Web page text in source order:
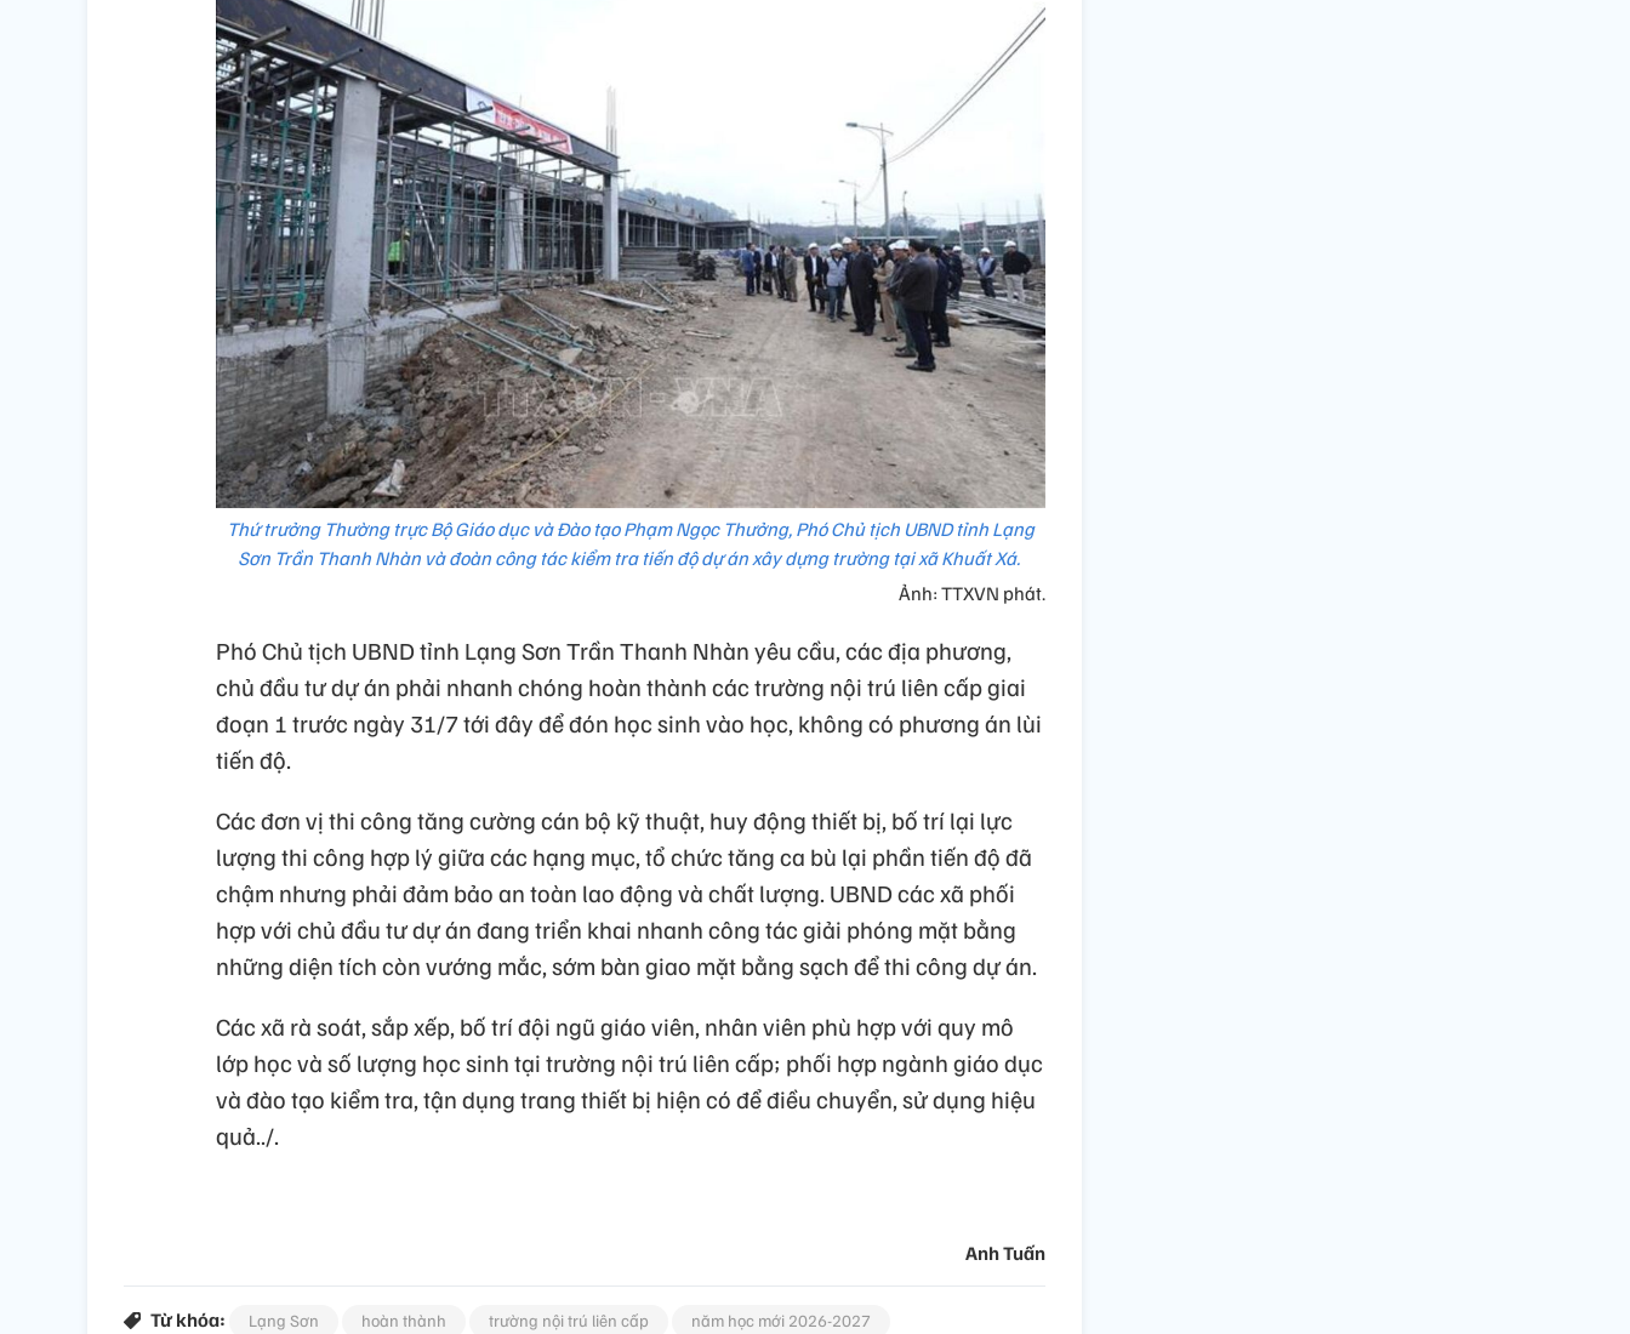
Thứ trưởng Thường trực Bộ Giáo dục và Đào tạo Phạm Ngọc Thưởng, Phó Chủ tịch UBND tỉnh Lạng
Sơn Trần Thanh Nhàn và đoàn công tác kiểm tra tiến độ dự án xây dựng trường tại xã Khuất Xá.
Ảnh: TTXVN phát.
Phó Chủ tịch UBND tỉnh Lạng Sơn Trần Thanh Nhàn yêu cầu, các địa phương,
chủ đầu tư dự án phải nhanh chóng hoàn thành các trường nội trú liên cấp giai
đoạn 1 trước ngày 31/7 tới đây để đón học sinh vào học, không có phương án lùi
tiến độ.
Các đơn vị thi công tăng cường cán bộ kỹ thuật, huy động thiết bị, bố trí lại lực
lượng thi công hợp lý giữa các hạng mục, tổ chức tăng ca bù lại phần tiến độ đã
chậm nhưng phải đảm bảo an toàn lao động và chất lượng. UBND các xã phối
hợp với chủ đầu tư dự án đang triển khai nhanh công tác giải phóng mặt bằng
những diện tích còn vướng mắc, sớm bàn giao mặt bằng sạch để thi công dự án.
Các xã rà soát, sắp xếp, bố trí đội ngũ giáo viên, nhân viên phù hợp với quy mô
lớp học và số lượng học sinh tại trường nội trú liên cấp; phối hợp ngành giáo dục
và đào tạo kiểm tra, tận dụng trang thiết bị hiện có để điều chuyển, sử dụng hiệu
quả../.
Anh Tuấn
Từ khóa: Lạng Sơn hoàn thành trường nội trú liên cấp năm học mới 2026-2027